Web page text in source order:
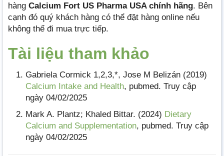
hàng Calcium Fort US Pharma USA chính hãng. Bên
cạnh đó quý khách hàng có thể đặt hàng online nếu
không thể đi mua trực tiếp.
Tài liệu tham khảo
Gabriela Cormick 1,2,3,*, Jose M Belizán (2019)
Calcium Intake and Health, pubmed. Truy cập
ngày 04/02/2025
Mark A. Plantz; Khaled Bittar. (2024) Dietary
Calcium and Supplementation, pubmed. Truy cập
ngày 04/02/2025